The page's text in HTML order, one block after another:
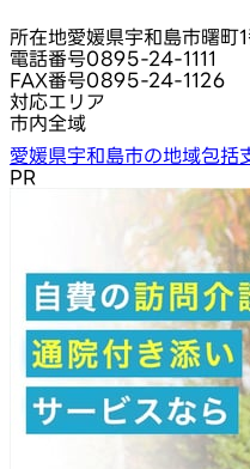
所在地愛媛県宇和島市曙町
電話番号0895-24-1111
FAX番号0895-24-1126
対応エリア
市内全域
愛媛県宇和島市の地域包括
PR